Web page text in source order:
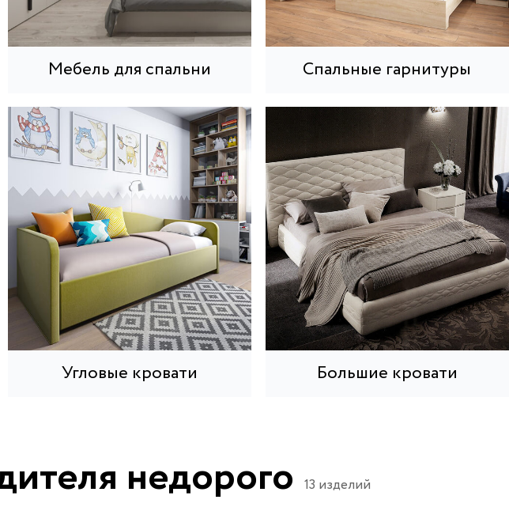
Мебель для спальни
Угловые кровати
Спальные гарнитуры
Большие кровати
недорого 13 изделий